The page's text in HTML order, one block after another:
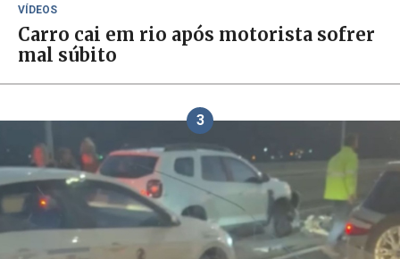
VÍDEOS
Carro cai em rio após motorista sofrer
mal súbito
3